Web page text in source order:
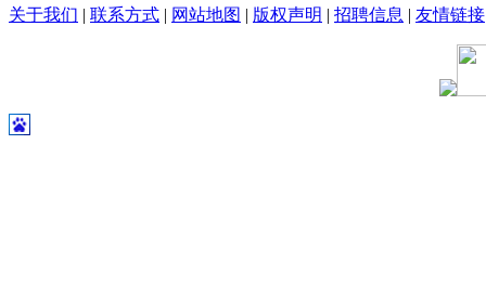
关于我们 | 联系方式 | 网站地图 | 版权声明 | 招聘信息 | 友情链接